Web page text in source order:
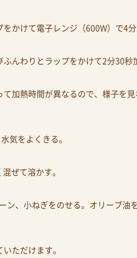
かけて電子レンジ（600W）で4分
んわりとラップをかけて2分30秒
加熱時間が異なるので、様子を
気をよくきる。
ぜて溶かす。
ン、小ねぎをのせる。オリーブ油
ただけます。